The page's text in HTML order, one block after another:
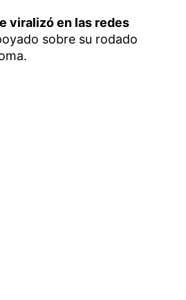
viralizó en las redes
sobre su rodado